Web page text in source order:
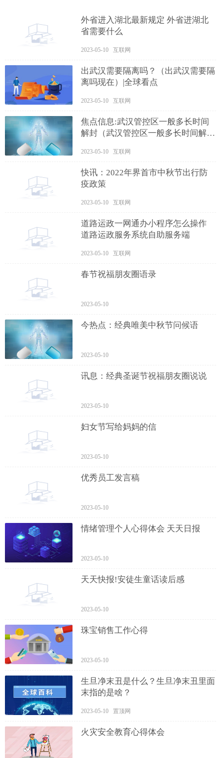
外省进入湖北最新规定 外省进湖北
省需要什么
2023-05-10 互联网
出武汉需要隔离吗？（出武汉需要隔
离吗现在）|全球看点
2023-05-10 互联网
焦点信息:武汉管控区一般多长时间
解封（武汉管控区一般多长时间解封
2023-05-10 互联网
快讯：2022年界首市中秋节出行防
疫政策
2023-05-10 互联网
道路运政一网通办小程序怎么操作
道路运政服务系统自助服务端
2023-05-10 互联网
春节祝福朋友圈语录
2023-05-10
今热点：经典唯美中秋节问候语
2023-05-10
讯息：经典圣诞节祝福朋友圈说说
2023-05-10
妇女节写给妈妈的信
2023-05-10
优秀员工发言稿
2023-05-10
情绪管理个人心得体会 天天日报
2023-05-10
天天快报!安徒生童话读后感
2023-05-10
珠宝销售工作心得
2023-05-10
生旦净末丑是什么？生旦净末丑里面
末指的是啥？
2023-05-10 置顶网
火灾安全教育心得体会